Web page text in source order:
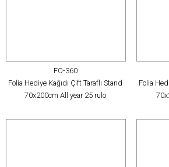
FO-360
Folia Hediye Kağıdı Çift Taraflı Stand
70x200cm All year 25 rulo
Folia